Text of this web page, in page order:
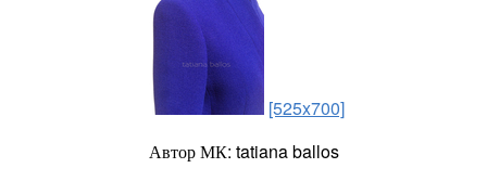
[525x700]
Автор МК: tatiana ballos